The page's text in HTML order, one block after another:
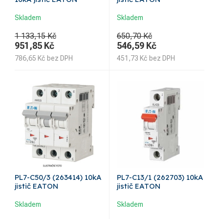
Skladem
1 133,15 Kč
951,85 Kč
786,65 Kč bez DPH
Skladem
650,70 Kč
546,59 Kč
451,73 Kč bez DPH
PL7-C50/3 (263414) 10kA
jistič EATON
Skladem
PL7-C13/1 (262703) 10kA
jistič EATON
Skladem